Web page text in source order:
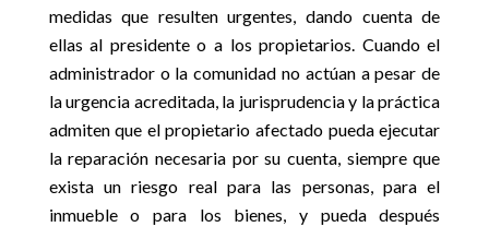
medidas que resulten urgentes, dando cuenta de
ellas al presidente o a los propietarios. Cuando el
administrador o la comunidad no actúan a pesar de
la urgencia acreditada, la jurisprudencia y la práctica
admiten que el propietario afectado pueda ejecutar
la reparación necesaria por su cuenta, siempre que
exista un riesgo real para las personas, para el
inmueble o para los bienes, y pueda después